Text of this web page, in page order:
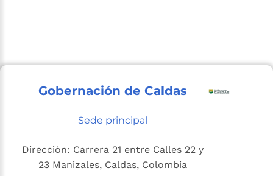
Gobernación de Caldas
Sede principal
Dirección: Carrera 21 entre Calles 22 y
23 Manizales, Caldas, Colombia